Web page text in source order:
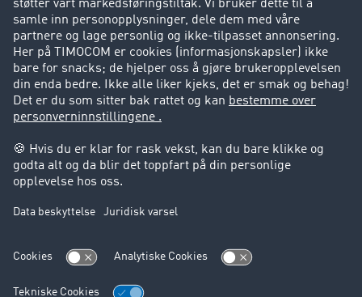
Suksesshistorier
Kundestøtte
Kundestøtte
Juridisk informasjon
Impressum
Forretningsbetingelser